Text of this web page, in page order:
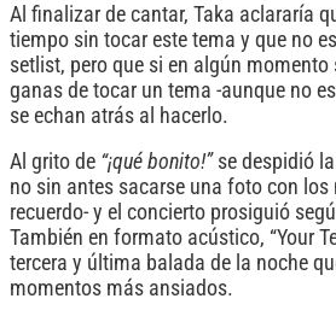
Al finalizar de cantar, Taka aclararía
tiempo sin tocar este tema y que no
setlist, pero que si en algún
ganas de tocar un tema -aunque no
se echan atrás al hacerlo.
Al grito de “¡qué bonito!”se despidió
no sin antes sacarse una foto con los
recuerdo- y el concierto prosiguió
También en formato acústico, “Your
tercera y última balada de la noche
momentos más ansiados.